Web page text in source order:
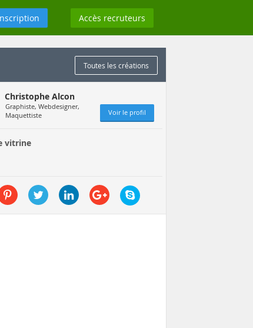
Accès recruteurs
Toutes les créations
Christophe Alcon
Graphiste, Webdesigner,
Maquettiste
Voir le profil
vitrine